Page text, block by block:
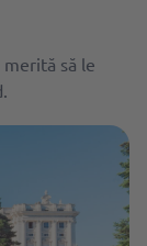
să le